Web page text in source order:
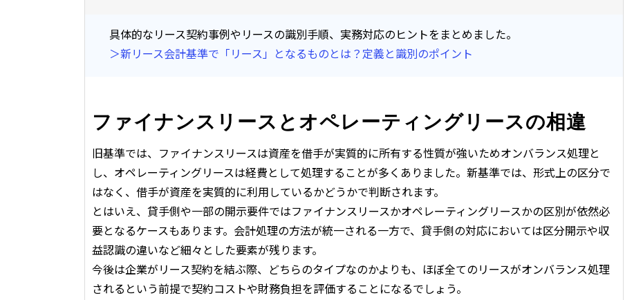
具体的なリース契約事例やリースの識別手順、実務対応のヒントをまとめました。
＞新リース会計基準で「リース」となるものとは？定義と識別のポイント
ファイナンスリースとオペレーティングリースの相違
旧基準では、ファイナンスリースは資産を借手が実質的に所有する性質が強いためオンバランス処理と
し、オペレーティングリースは経費として処理することが多くありました。新基準では、形式上の区分で
はなく、借手が資産を実質的に利用しているかどうかで判断されます。
とはいえ、貸手側や一部の開示要件ではファイナンスリースかオペレーティングリースかの区別が依然必
要となるケースもあります。会計処理の方法が統一される一方で、貸手側の対応においては区分開示や収
益認識の違いなど細々とした要素が残ります。
今後は企業がリース契約を結ぶ際、どちらのタイプなのかよりも、ほぼ全てのリースがオンバランス処理
されるという前提で契約コストや財務負担を評価することになるでしょう。